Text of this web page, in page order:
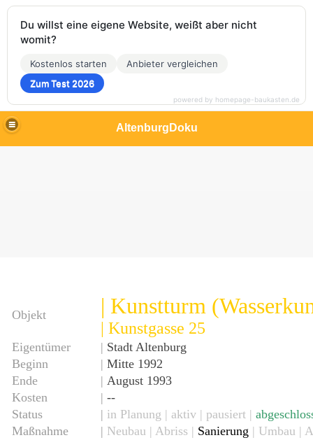
AltenburgDoku
Objekt | Kunstturm
| Kunstgasse 25
Eigentümer | Stadt Altenburg
Beginn
| Mitte 1992
Ende
| August 1993
Kosten
| --
Status
| in Planung | aktiv | pausiert |
Maßnahme
| Neubau | Abriss | Sanierung | Umbau |
Du willst eine eigene Website, weißt aber nicht
womit?
Kostenlos starten
Anbieter vergleichen
Zum Test 2026
powered by homepage-baukasten.de